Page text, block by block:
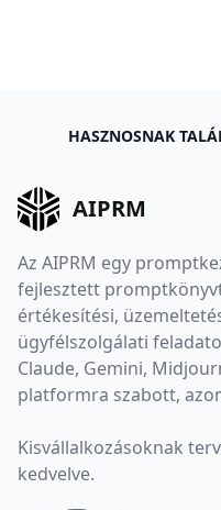
HASZNOSNAK
AIPRM
Az AIPRM egy
fejlesztett
értékesítési,
ügyfélszolgálati
Claude, Gemini,
platformra szabott,
Kisvállalkozásoknak
kedvelve.